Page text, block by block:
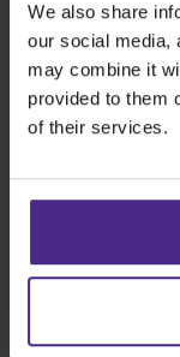
We also share
our social media,
may combine it
provided to them
of their services.
5. Inserire
Posizionare la
posizionato nella
base dell’albero
qualsiasi detrito o
vaselina (vaselina),